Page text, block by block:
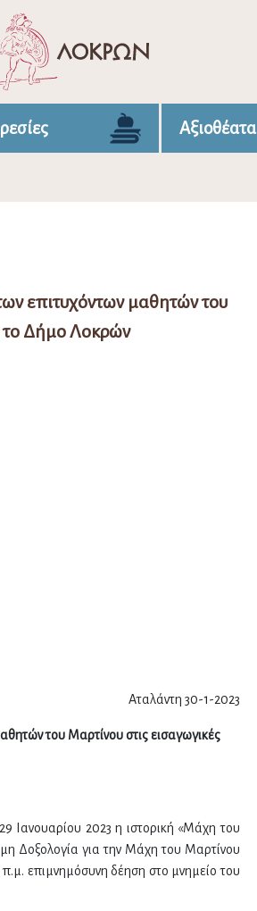
Αξιοθέατα
επιτυχόντων μαθητών του
το Δήμο Λοκρών
Αταλάντη 30-1-2023
του Μαρτίνου στις εισαγωγικές
Ιανουαρίου 2023 η ιστορική «Μάχη του
Δοξολογία για την Μάχη του Μαρτίνου
επιμνημόσυνη δέηση στο μνημείο του